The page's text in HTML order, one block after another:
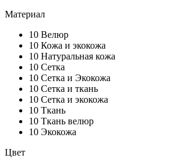
Материал
10 Велюр
10 Кожа и экокожа
10 Натуральная кожа
10 Сетка
10 Сетка и Экокожа
10 Сетка и ткань
10 Сетка и экокожа
10 Ткань
10 Ткань велюр
10 Экокожа
Цвет